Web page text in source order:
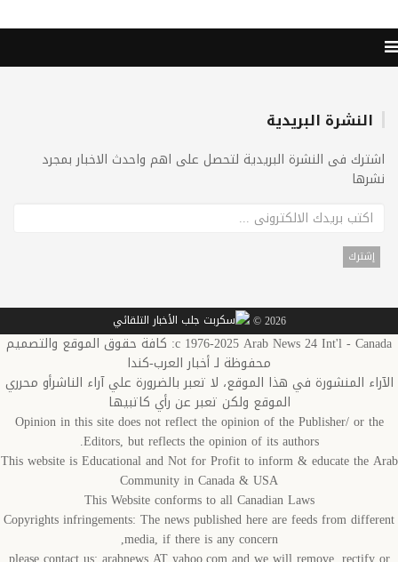
النشرة البريدية
اشترك فى النشرة البريدية لتحصل على اهم واحدث الاخبار بمجرد
نشرها
2026 ©
c 1976-2025 Arab News 24 Int'l - Canada: كافة حقوق الموقع والتصميم
محفوظة لـ أخبار العرب-كندا
الآراء المنشورة في هذا الموقع، لا تعبر بالضرورة علي آراء الناشرأو محرري
الموقع ولكن تعبر عن رأي كاتبيها
Opinion in this site does not reflect the opinion of the Publisher/ or the
Editors, but reflects the opinion of its authors.
This website is Educational and Not for Profit to inform & educate the Arab
Community in Canada & USA
This Website conforms to all Canadian Laws
Copyrights infringements: The news published here are feeds from different
media, if there is any concern,